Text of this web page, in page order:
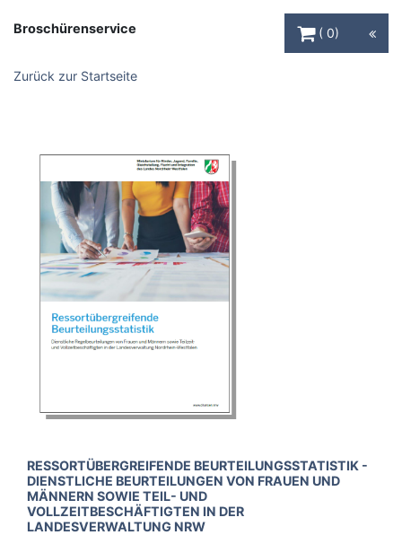
Broschürenservice
0
Zurück zur Startseite
BROSCHÜRE:
RESSORTÜBERGREIFENDE BEURTEILUNGSSTATISTIK -
DIENSTLICHE BEURTEILUNGEN VON FRAUEN UND
MÄNNERN SOWIE TEIL- UND
VOLLZEITBESCHÄFTIGTEN IN DER
LANDESVERWALTUNG NRW